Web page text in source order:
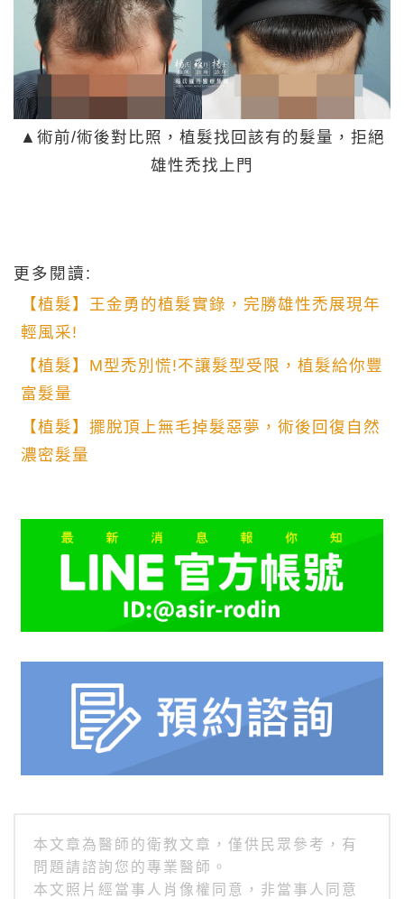
▲術前/術後對比照，植髮找回該有的髮量，拒絕
雄性禿找上門
更多閱讀:
【植髮】王金勇的植髮實錄，完勝雄性禿展現年
輕風采!
【植髮】M型禿別慌!不讓髮型受限，植髮給你豐
富髮量
【植髮】擺脫頂上無毛掉髮惡夢，術後回復自然
濃密髮量
本文章為醫師的衛教文章，僅供民眾參考，有
問題請諮詢您的專業醫師。
本文照片經當事人肖像權同意，非當事人同意